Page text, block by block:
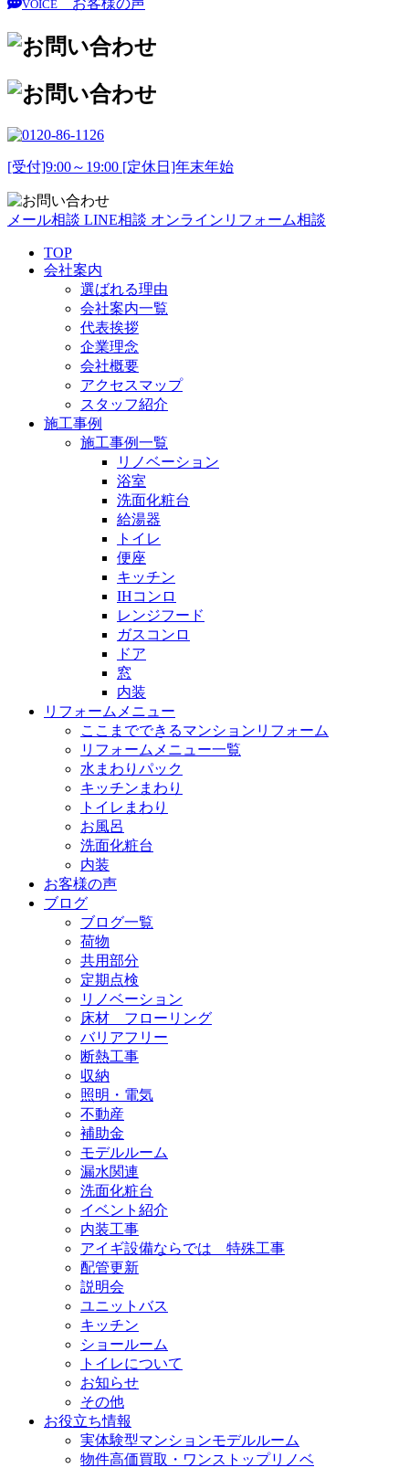
VOICE お客様の声
[受付]9:00～19:00 [定休日]年末年始
メール相談 LINE相談 オンラインリフォーム相談
TOP
会社案内
選ばれる理由
会社案内一覧
代表挨拶
企業理念
会社概要
アクセスマップ
スタッフ紹介
施工事例
施工事例一覧
リノベーション
浴室
洗面化粧台
給湯器
トイレ
便座
キッチン
IHコンロ
レンジフード
ガスコンロ
ドア
窓
内装
リフォームメニュー
ここまでできるマンションリフォーム
リフォームメニュー一覧
水まわりパック
キッチンまわり
トイレまわり
お風呂
洗面化粧台
内装
お客様の声
ブログ
ブログ一覧
荷物
共用部分
定期点検
リノベーション
床材 フローリング
バリアフリー
断熱工事
収納
照明・電気
不動産
補助金
モデルルーム
漏水関連
洗面化粧台
イベント紹介
内装工事
アイギ設備ならでは 特殊工事
配管更新
説明会
ユニットバス
キッチン
ショールーム
トイレについて
お知らせ
その他
お役立ち情報
実体験型マンションモデルルーム
物件高価買取・ワンストップリノベ